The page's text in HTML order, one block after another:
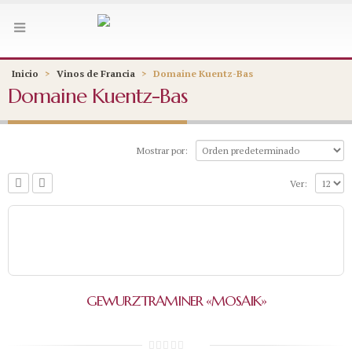
Inicio > Vinos de Francia > Domaine Kuentz-Bas
Domaine Kuentz-Bas
Mostrar por:
Ver:
GEWURZTRAMINER «MOSAIK»